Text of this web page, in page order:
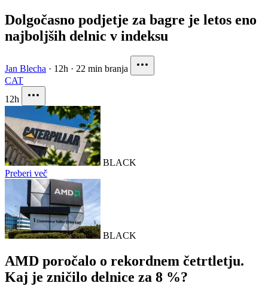
Dolgočasno podjetje za bagre je letos eno
najboljših delnic v indeksu
Jan Blecha · 12h · 22 min branja
CAT
12h
BLACK
Preberi več
BLACK
AMD poročalo o rekordnem četrtletju.
Kaj je zničilo delnice za 8 %?